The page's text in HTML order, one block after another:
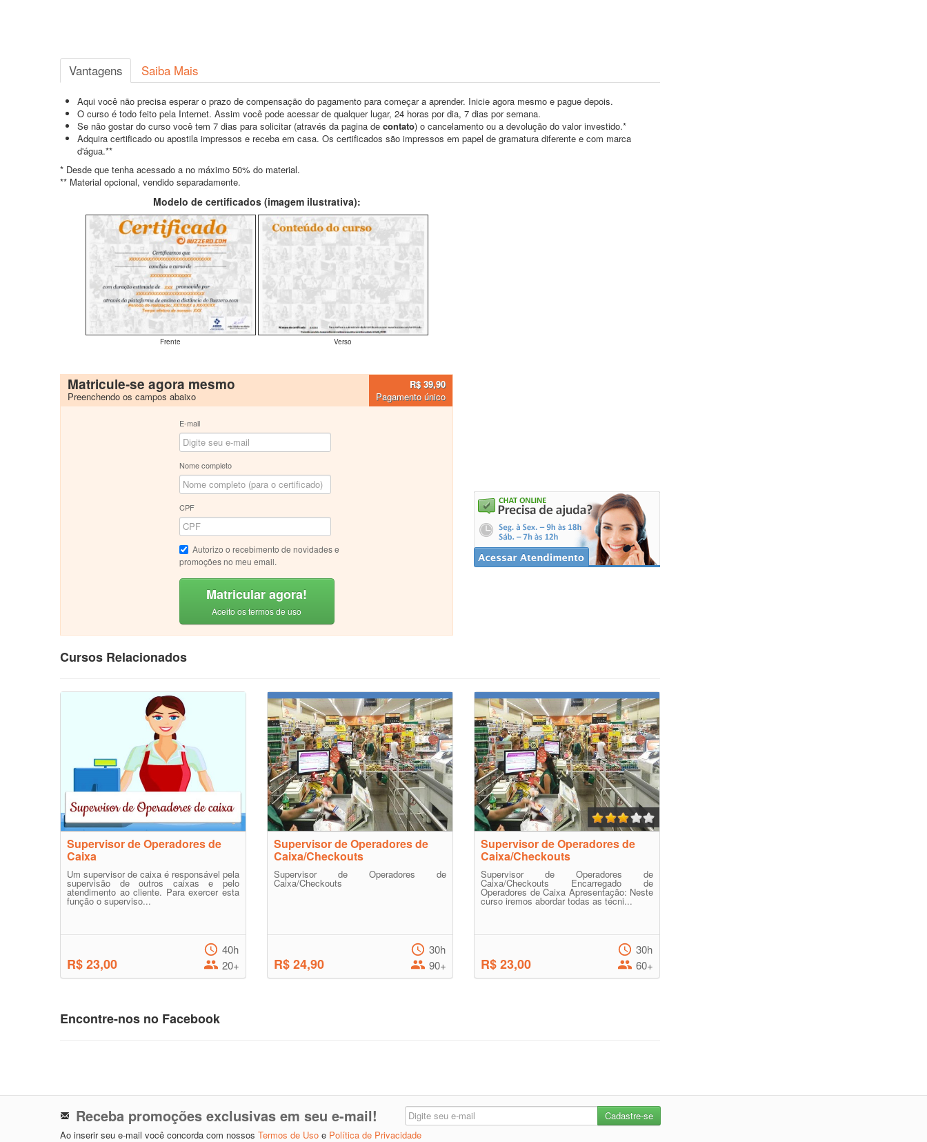
Vantagens Saiba Mais
Aqui você não precisa esperar o prazo de compensação do pagamento para começar a aprender. Inicie agora mesmo e pague depois.
O curso é todo feito pela Internet. Assim você pode acessar de qualquer lugar, 24 horas por dia, 7 dias por semana.
Se não gostar do curso você tem 7 dias para solicitar (através da pagina de contato) o cancelamento ou a devolução do valor investido.*
Adquira certificado ou apostila impressos e receba em casa. Os certificados são impressos em papel de gramatura diferente e com marca
d'água.**
* Desde que tenha acessado a no máximo 50% do material.
** Material opcional, vendido separadamente.
Modelo de certificados (imagem ilustrativa):
Frente Verso
Matricule-se agora mesmo
Preenchendo os campos abaixo
R$ 39,90
Pagamento único
E-mail
Nome completo
CPF
Autorizo o recebimento de novidades e
promoções no meu email.
Matricular agora!
Aceito os termos de uso
Cursos Relacionados
Supervisor de Operadores de
Caixa
Um supervisor de caixa é responsável pela
supervisão de outros caixas e pelo
atendimento ao cliente. Para exercer esta
função o superviso...
R$ 23,00
40h
20+
Supervisor de Operadores de
Caixa/Checkouts
Supervisor de Operadores de
Caixa/Checkouts
R$ 24,90
30h
90+
Supervisor de Operadores de
Caixa/Checkouts
Supervisor de Operadores de
Caixa/Checkouts Encarregado de
Operadores de Caixa Apresentação: Neste
curso iremos abordar todas as técni...
R$ 23,00
30h
60+
Encontre-nos no Facebook
Receba promoções exclusivas em seu e-mail!
Ao inserir seu e-mail você concorda com nossos Termos de Uso e Política de Privacidade